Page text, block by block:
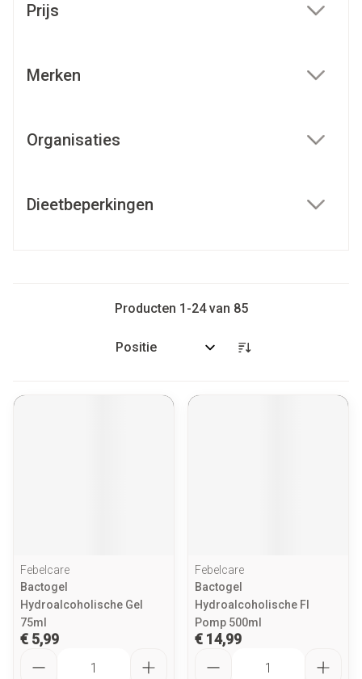
Prijs
Merken
Organisaties
Dieetbeperkingen
Producten 1 -24van 85
Sorteer op:
Febelcare
Bactogel
Hydroalcoholische Gel
75ml
€ 5,99
Febelcare
Bactogel
Hydroalcoholische Fl
Pomp 500ml
€ 14,99